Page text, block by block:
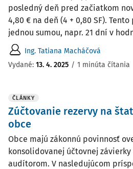
posledný deň pred začiatkom
4,80 € na deň (4 + 0,80 SF).
jednou sumou, napr. 21 dní v
Ing. Tatiana Macháčová
Vydané: 13. 4. 2025 / 1 minúta čítania
ČLÁNKY
Zúčtovanie rezervy na
obce
Obce majú zákonnú povinnosť
konsolidovanej účtovnej
audítorom. V nasledujúcom